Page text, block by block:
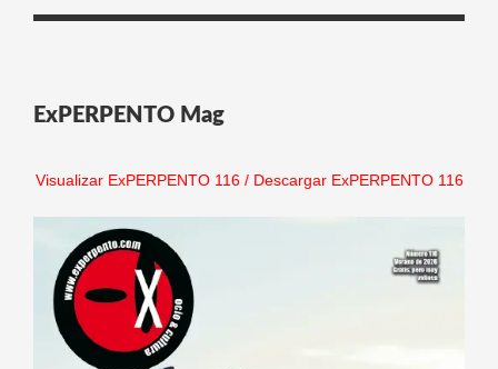
ExPERPENTO Mag
Visualizar ExPERPENTO 116/ Descargar ExPERPENTO 116